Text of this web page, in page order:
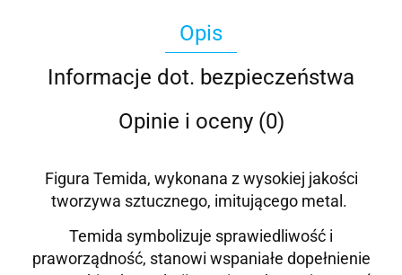
Opis
Informacje dot. bezpieczeństwa
Opinie i oceny (0)
Figura Temida, wykonana z wysokiej jakości
tworzywa sztucznego, imitującego metal.
Temida symbolizuje sprawiedliwość i
praworządność, stanowi wspaniałe dopełnienie